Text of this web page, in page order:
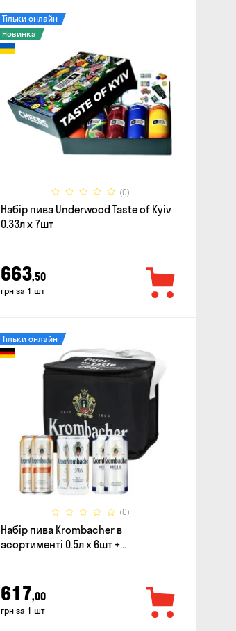
(0)
Тільки онлайн
Новинка
Набір пива Underwood Taste of Kyiv
0.33л x 7шт
663,50
грн за 1 шт
(0)
Тільки онлайн
Набір пива Krombacher в
асортименті 0.5л х 6шт +
617,00
грн за 1 шт